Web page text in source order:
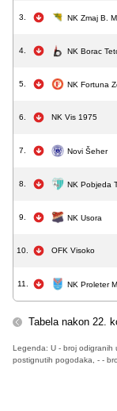
3. NK Zmaj B.
4. NK Borac
5. NK Fortuna
6. NK Vis 1975
7. Novi Šeher
8. NK Pobjeda
9. NK Usora
10. OFK Visoko
11. NK Proleter
Tabela nakon 22.
Legenda: U - broj odigranih
postignutih pogodaka, - -